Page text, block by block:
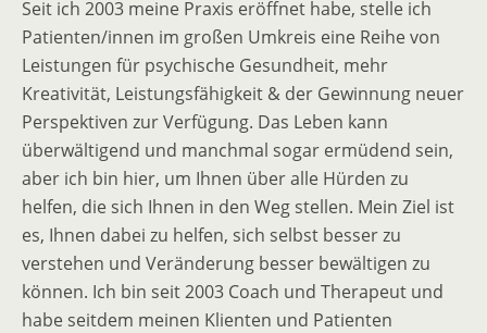
Seit ich 2003 meine Praxis eröffnet habe, stelle ich
Patienten/innen im großen Umkreis eine Reihe von
Leistungen für psychische Gesundheit, mehr
Kreativität, Leistungsfähigkeit & der Gewinnung neuer
Perspektiven zur Verfügung. Das Leben kann
überwältigend und manchmal sogar ermüdend sein,
aber ich bin hier, um Ihnen über alle Hürden zu
helfen, die sich Ihnen in den Weg stellen. Mein Ziel ist
es, Ihnen dabei zu helfen, sich selbst besser zu
verstehen und Veränderung besser bewältigen zu
können. Ich bin seit 2003 Coach und Therapeut und
habe seitdem meinen Klienten und Patienten